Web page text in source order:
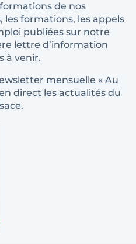
de nos
formations, les appels
publiées sur notre
lettre d’information
à venir.
mensuelle « Au
direct les actualités du